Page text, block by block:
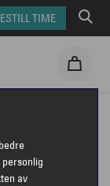
TIME
av